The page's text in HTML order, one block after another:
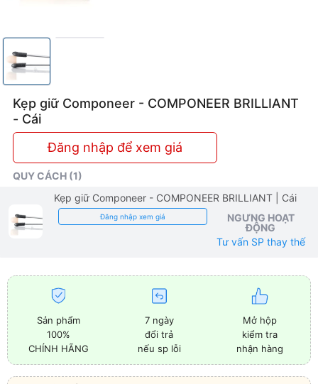
Kẹp giữ Componeer - COMPONEER BRILLIANT
- Cái
Đăng nhập để xem giá
QUY CÁCH (1)
Kẹp giữ Componeer - COMPONEER BRILLIANT
| Cái
Đăng nhập xem giá
NGƯNG HOẠT
ĐỘNG
Tư vấn SP thay thế
Sản phẩm
100%
CHÍNH HÃNG
7 ngày
đổi trả
nếu sp lỗi
Mở hộp
kiểm tra
nhận hàng